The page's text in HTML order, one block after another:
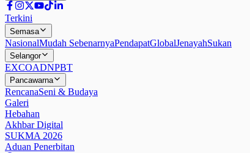
Terkini
Semasa
NasionalMudah SebenarnyaPendapatGlobalJenayahSukan
Selangor
EXCOADNPBT
Pancawarna
RencanaSeni & Budaya
Galeri
Hebahan
Akhbar Digital
SUKMA 2026
Aduan Penerbitan